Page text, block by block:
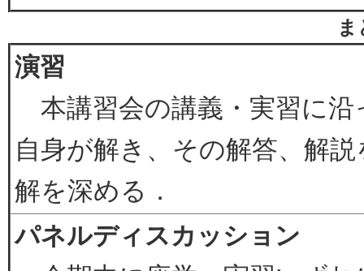
ま
演習
本講習会の講義・実習に沿
自身が解き、その解答、解
解を深める．
パネルディスカッション